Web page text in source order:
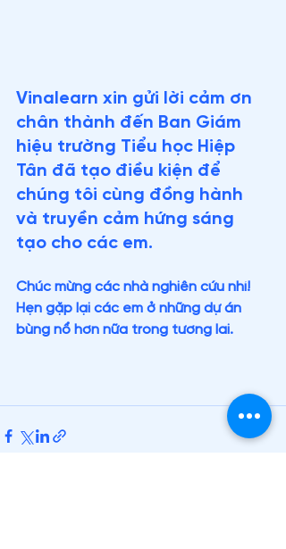
Vinalearn xin gửi lời cảm ơn
chân thành đến Ban Giám
hiệu trường Tiểu học Hiệp
Tân đã tạo điều kiện để
chúng tôi cùng đồng hành
và truyền cảm hứng sáng
tạo cho các em.
Chúc mừng các nhà nghiên cứu nhí!
Hẹn gặp lại các em ở những dự án
bùng nổ hơn nữa trong tương lai.